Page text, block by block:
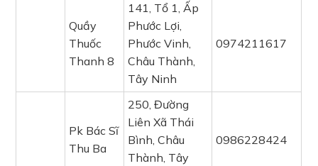
Quầy
Thuốc
Thanh 8
141, Tổ 1, Ấp
Phước Lợi,
Phước Vinh,
Châu Thành,
Tây Ninh
0974211617
Pk Bác Sĩ
Thu Ba
250, Đường
Liên Xã Thái
Bình, Châu
Thành, Tây
0986228424